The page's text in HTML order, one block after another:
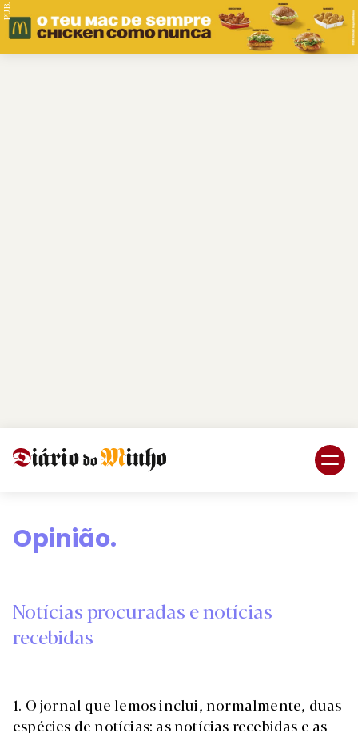
PUB.
Opinião.
Notícias procuradas e notícias
recebidas
1. O jornal que lemos inclui, normalmente, duas
espécies de notícias: as notícias recebidas e as